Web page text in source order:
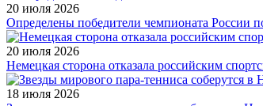
20 июля 2026
Определены победители чемпионата России
20 июля 2026
Немецкая сторона отказала российским
18 июля 2026